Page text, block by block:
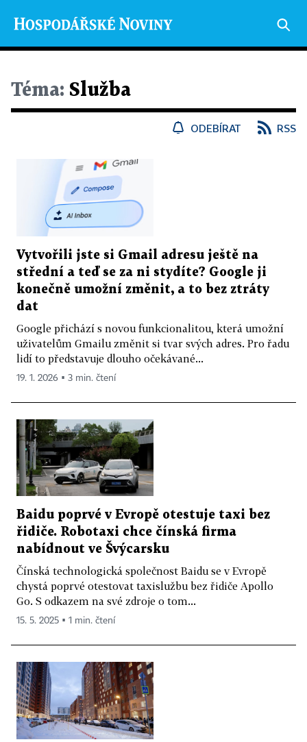
Téma: Služba
ODEBÍRAT RSS
Vytvořili jste si Gmail adresu ještě na
střední a teď se za ni stydíte? Google ji
konečně umožní změnit, a to bez ztráty
dat
Google přichází s novou funkcionalitou, která umožní
uživatelům Gmailu změnit si tvar svých adres. Pro řadu
lidí to představuje dlouho očekávané...
19. 1. 2026 ▪ 3 min. čtení
Baidu poprvé v Evropě otestuje taxi bez
řidiče. Robotaxi chce čínská firma
nabídnout ve Švýcarsku
Čínská technologická společnost Baidu se v Evropě
chystá poprvé otestovat taxislužbu bez řidiče Apollo
Go. S odkazem na své zdroje o tom...
15. 5. 2025 ▪ 1 min. čtení